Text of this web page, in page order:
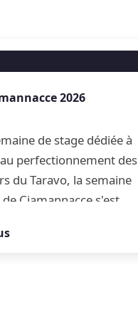
2026
de stage dédiée à
perfectionnement des
du Taravo, la semaine
Ciamannacce s'est